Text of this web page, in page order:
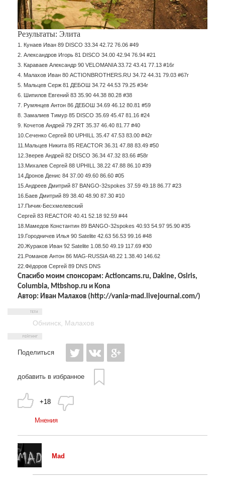
Результаты: Элита
1. Кунаев Иван 89 DISCO 33.34 42.72 76.06 #49
2. Александров Игорь 81 DISCO 34.00 42.94 76.94 #21
3. Караваев Александр 90 VELOMANIA 33.72 43.41 77.13 #16r
4. Малахов Иван 80 ACTIONBROTHERS.RU 34.72 44.31 79.03 #67r
5. Maльцев Серж 81 ДЕБОШ 34.72 44.53 79.25 #34r
6. Шипилов Евгений 83 35.90 44.38 80.28 #38
7. Румянцев Антон 86 ДЕБОШ 34.69 46.12 80.81 #59
8. Замалиев Тимур 85 DISCO 35.69 45.47 81.16 #24
9. Кочетов Андрей 79 ZRT 35.37 46.40 81.77 #40
10.Сеченко Сергей 80 UPHILL 35.47 47.53 83.00 #42r
11.Мальцев Никита 85 REACTOR 36.31 47.88 83.49 #50
12.Зверев Андрей 82 DISCO 36.34 47.32 83.66 #58r
13.Михалев Сергей 88 UPHILL 38.22 47.88 86.10 #39
14.Дронов Денис 84 37.00 49.60 86.60 #05
15.Андреев Дмитрий 87 BANGO-32spokes 37.59 49.18 86.77 #23
16.Баев Дмитрий 89 38.40 48.90 87.30 #10
17.Пичик-Бесхмелевский
Сергей 83 REACTOR 40.41 52.18 92.59 #44
18.Мамедов Константин 89 BANGO-32spokes 40.93 54.97 95.90 #35
19.Городничев Илья 90 Satelite 42.63 56.53 99.16 #48
20.Жураков Иван 92 Satelite 1.08.50 49.19 117.69 #30
21.Романов Антон 86 MAG-RUSSIA 48.22 1.38.40 146.62
22.Фёдоров Сергей 89 DNS DNS
Спасибо моим спонсорам: Actioncams.ru, Dakine, Osiris,
Columbia, Mtbshop.ru и Kona
Автор: Иван Малахов (http://vania-mad.livejournal.com/)
Обнинск Малахов
Поделиться
добавить в избранное
+18
Мнения
Mad